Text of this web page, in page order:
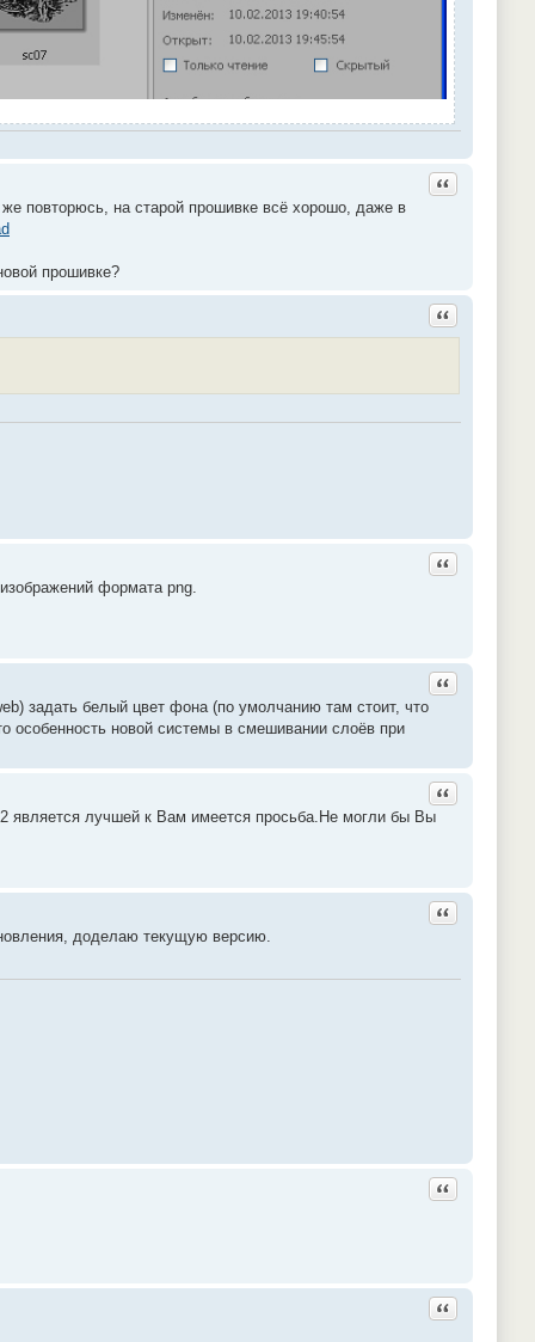
Ответить с
повторюсь, на старой прошивке всё хорошо, даже в
прошивке?
Ответить с
Ответить с
формата png.
Ответить с
задать белый цвет фона (по умолчанию там стоит, что
особенность новой системы в смешивании слоёв при
Ответить с
является лучшей к Вам имеется просьба.Не могли бы Вы
Ответить с
доделаю текущую версию.
Ответить с
Ответить с